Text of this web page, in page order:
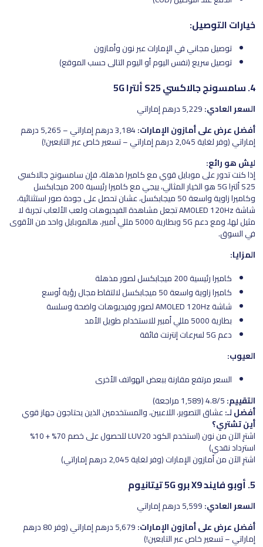
خيارات التوصيل:
توصيل مجاني في الإمارات عبر نون وأمازون
توصيل سريع (نفس اليوم أو اليوم التالي حسب الموقع)
4. سامسونج جالاكسي S25 ألترا 5G
السعر العادي:
أفضل عرض على أمازون الإمارات:
3,184 درهم إماراتي – 5,265 درهم
إماراتي (وفر لغاية 2,045 درهم إماراتي – تسعير خاص عبر التابعين!)
ليش هو رائع:
إذا كنت تدور على موبايل قوي مع كاميرا مذهلة، فإن سامسونج جالاكسي
S25 ألترا 5G هو الخيار المثالي، ييجي مع كاميرا رئيسية 200 ميجابكسل
وكاميرا زاوية واسعة 50 ميجابكسل، عشان تحصل على جودة صور استثنائية،
شاشة AMOLED 120Hz تجعل مشاهدة الفيديوهات ولعب الألعاب تجربة لا
مثيل لها، ومع دعم 5G وبطارية 5000 مللي أمبير، هالموبايل واحد من الأقوى
في السوق.
المزايا:
كاميرا رئيسية 200 ميجابكسل لصور مذهلة
كاميرا زاوية واسعة 50 ميجابكسل لالتقاط مجال رؤية أوسع
شاشة AMOLED 120Hz لصور وفيديوهات واضحة وسلسة
بطارية 5000 مللي أمبير للاستخدام طويل الأمد
دعم 5G لسرعات إنترنت فائقة
العيوب:
السعر مرتفع مقارنة ببعض الهواتف الأخرى
التقييم:
أفضل لـ:عشاق التصوير، اللاعبين، والمستخدمين الذين يحتاجون جهاز قوي
أين تشتري؟
اشترِ الآن من نون (استخدم الكود LUV20 للحصول على خصم 70% + 10%
استرداد نقدي)
اشترِ الآن من أمازون الإمارات (وفر لغاية 2,045 درهم إماراتي)
5. أوبو فايند X9 برو 5G تيتانيوم
السعر العادي:
أفضل عرض على أمازون الإمارات:
5,679 درهم إماراتي (وفر 80 درهم
إماراتي – تسعير خاص عبر التابعين!)